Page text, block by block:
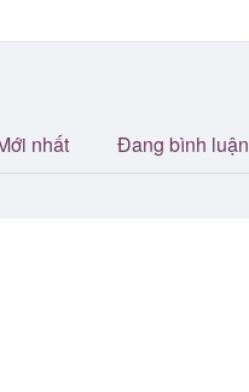
nhất Đang bình luận